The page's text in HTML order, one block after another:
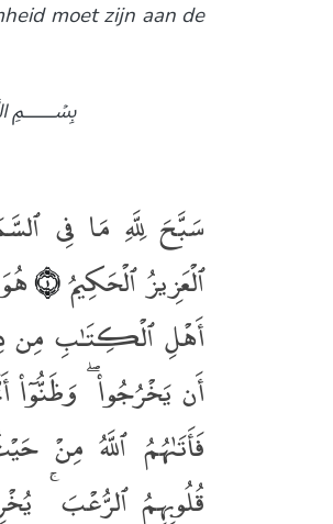
moet zijn aan de
سَبَّحَ لِلَّهِ مَا فِى
ٱلْعَزِيزُ ٱلْحَكِيمُ﴿١﴾
أَهْلِ ٱلْكِتَـٰبِ مِن
أَن يَخْرُجُوا۟ ۖ وَظَنُّوٓا۟
فَأَتَىٰهُمُ ٱللَّهُ مِنْ
قُلُوبِهِمُ ٱلرُّعْبَ